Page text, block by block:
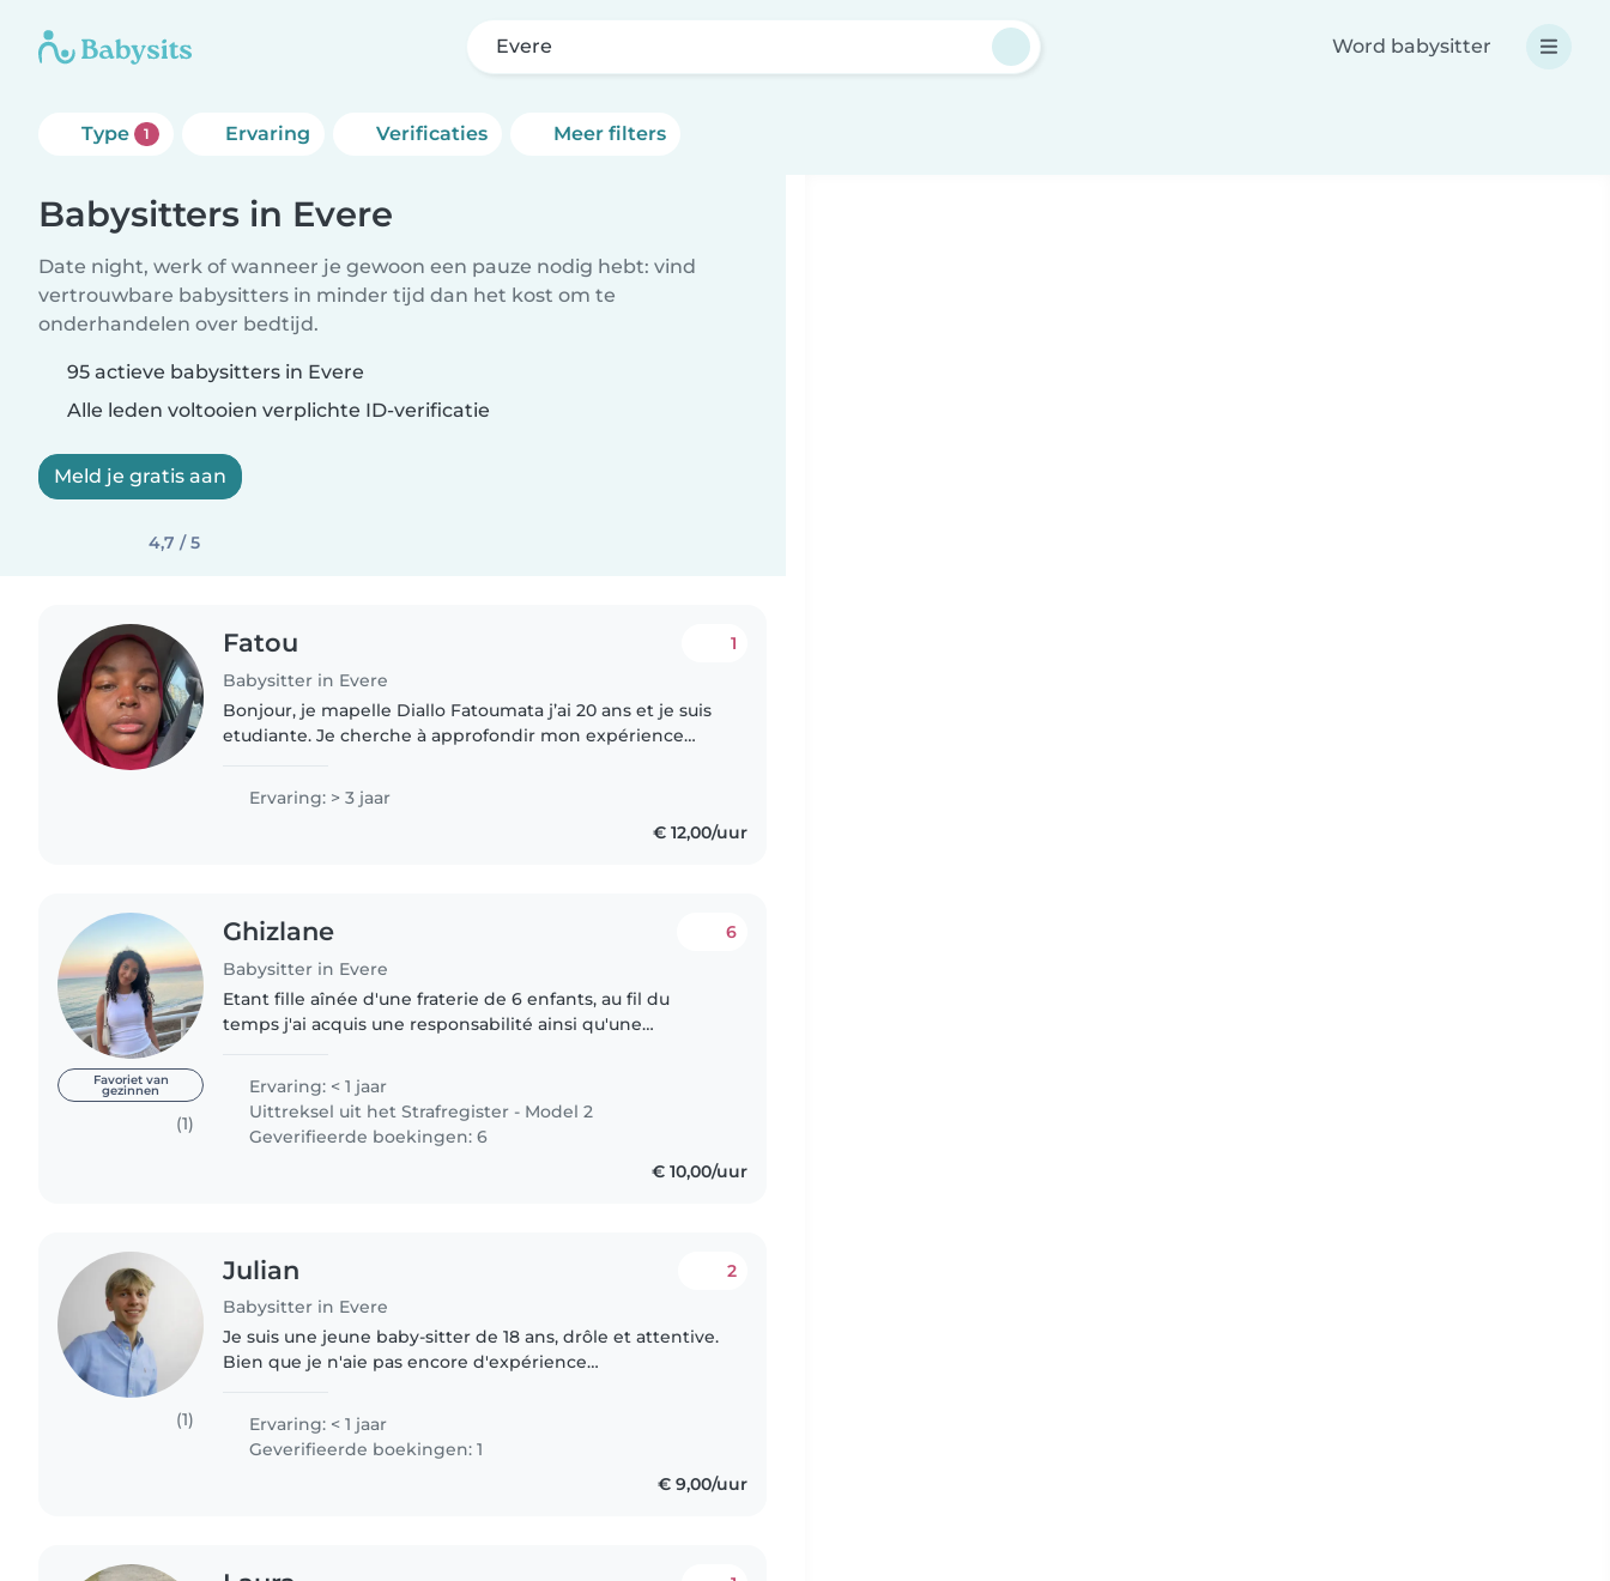
Evere Word babysitter
Type 1 Ervaring Verificaties Meer filters
Babysitters in Evere
Date night, werk of wanneer je gewoon een pauze nodig hebt: vind
vertrouwbare babysitters in minder tijd dan het kost om te
onderhandelen over bedtijd.
95 actieve babysitters in Evere
Alle leden voltooien verplichte ID-verificatie
Meld je gratis aan
4,7 / 5
Fatou
Babysitter in Evere
1
Bonjour, je mapelle Diallo Fatoumata j’ai 20 ans et je suis
etudiante. Je cherche à approfondir mon expérience
eu affaire..
Ervaring: > 3 jaar
€ 12,00/uur
Favoriet van
gezinnen
(1)
Ghizlane
Babysitter in Evere
6
Etant fille aînée d'une fraterie de 6 enfants, au fil du
temps j'ai acquis une responsabilité ainsi qu'une
Ervaring: < 1 jaar
Uittreksel uit het Strafregister - Model 2
Geverifieerde boekingen: 6
€ 10,00/uur
(1)
Julian
Babysitter in Evere
2
Je suis une jeune baby-sitter de 18 ans, drôle et attentive.
Bien que je n'aie pas encore d'expérience
enfants de tous âges, des..
Ervaring: < 1 jaar
Geverifieerde boekingen: 1
€ 9,00/uur